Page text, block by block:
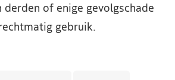
derden of enige gevolgschade
gebruik.